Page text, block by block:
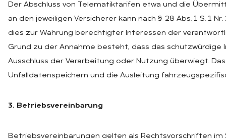
Der Abschluss von Telematiktarifen etwa und die
an den jeweiligen Versicherer kann nach § 28 Abs. 1 S. 1
dies zur Wahrung berechtigter Interessen der
Grund zu der Annahme besteht, dass das
Ausschluss der Verarbeitung oder Nutzung überwiegt.
Unfalldatenspeichern und die Ausleitung
3. Betriebsvereinbarung
Betriebsvereinbarungen gelten als Rechtsvorschriften im